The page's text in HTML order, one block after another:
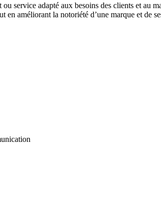
service adapté aux besoins des clients et au
améliorant la notoriété d’une marque et de